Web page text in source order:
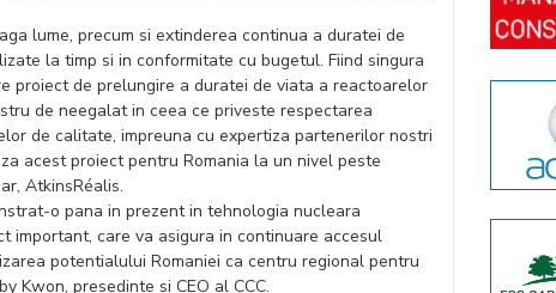
lume, precum si extinderea continua a duratei de
la timp si in conformitate cu bugetul. Fiind singura
proiect de prelungire a duratei de viata a reactoarelor
de neegalat in ceea ce priveste respectarea
de calitate, impreuna cu expertiza partenerilor nostri
acest proiect pentru Romania la un nivel peste
AtkinsRéalis.
o pana in prezent in tehnologia nucleara
important, care va asigura in continuare accesul
potentialului Romaniei ca centru regional pentru
Kwon, presedinte si CEO al CCC.